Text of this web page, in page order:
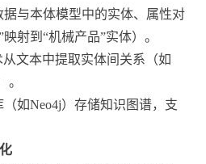
据与本体模型中的实体、属性对
射到“机械产品”实体）。
从文本中提取实体间关系（如
。
如Neo4j）存储知识图谱，支